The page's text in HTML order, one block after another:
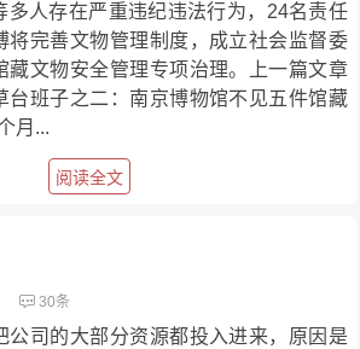
多人存在严重违纪违法行为，24名责任
将完善文物管理制度，成立社会监督委
藏文物安全管理专项治理。上一篇文章
台班子之二：南京博物馆不见五件馆藏
月...
阅读全文
30条
公司的大部分资源都投入进来，原因是